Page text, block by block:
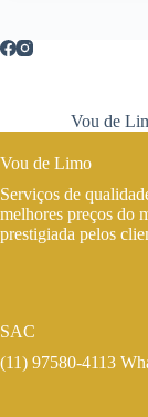
Vou de
Vou de Limo
Serviços de
melhores preços do
prestigiada pelos
SAC
(11) 97580-4113